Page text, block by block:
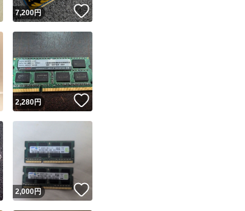
このユーザーは高頻度で24時間以内に発送しています
このユーザーは設定した発送日数内に発送しています
いいね！
7,200円 いいね！
いいね！
2,280円 いいね！
いいね！
2,000円